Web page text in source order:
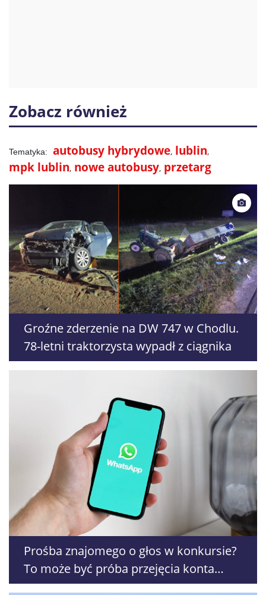
Zobacz również
autobusy hybrydowe lublin
mpk lublin nowe autobusy przetarg
Groźne zderzenie na DW 747 w Chodlu.
78-letni traktorzysta wypadł z ciągnika
Prośba znajomego o głos w konkursie?
To może być próba przejęcia konta
WhatsApp